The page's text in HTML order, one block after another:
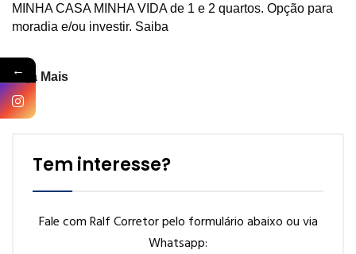
MINHA CASA MINHA VIDA de 1 e 2 quartos. Opção para
moradia e/ou investir. Saiba
Veja Mais
Tem interesse?
Fale com Ralf Corretor pelo formulário abaixo ou via
Whatsapp:
←